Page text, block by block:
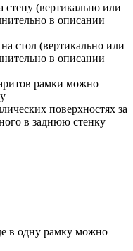
(вертикально или
в описании
стол (вертикально или
в описании
рамки можно
поверхностях за
в заднюю стенку
в одну рамку можно